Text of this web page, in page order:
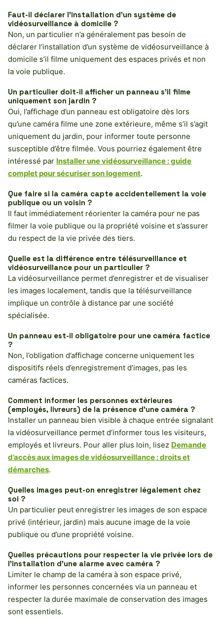
Faut-il déclarer l’installation d’un système de
vidéosurveillance à domicile ?
Non, un particulier n’a généralement pas besoin de
déclarer l’installation d’un système de vidéosurveillance à
domicile s’il filme uniquement des espaces privés et non
la voie publique.
Un particulier doit-il afficher un panneau s’il filme
uniquement son jardin ?
Oui, l’affichage d’un panneau est obligatoire dès lors
qu’une caméra filme une zone extérieure, même s’il s’agit
uniquement du jardin, pour informer toute personne
susceptible d’être filmée. Vous pourriez également être
intéressé par Installer une vidéosurveillance : guide
complet pour sécuriser son logement.
Que faire si la caméra capte accidentellement la voie
publique ou un voisin ?
Il faut immédiatement réorienter la caméra pour ne pas
filmer la voie publique ou la propriété voisine et s’assurer
du respect de la vie privée des tiers.
Quelle est la différence entre télésurveillance et
vidéosurveillance pour un particulier ?
La vidéosurveillance permet d’enregistrer et de visualiser
les images localement, tandis que la télésurveillance
implique un contrôle à distance par une société
spécialisée.
Un panneau est-il obligatoire pour une caméra factice
?
Non, l’obligation d’affichage concerne uniquement les
dispositifs réels d’enregistrement d’images, pas les
caméras factices.
Comment informer les personnes extérieures
(employés, livreurs) de la présence d’une caméra ?
Installer un panneau bien visible à chaque entrée signalant
la vidéosurveillance permet d’informer tous les visiteurs,
employés et livreurs. Pour aller plus loin, lisez Demande
d’accès aux images de vidéosurveillance : droits et
démarches.
Quelles images peut-on enregistrer légalement chez
soi ?
Un particulier peut enregistrer les images de son espace
privé (intérieur, jardin) mais aucune image de la voie
publique ou d’une propriété voisine.
Quelles précautions pour respecter la vie privée lors de
l’installation d’une alarme avec caméra ?
Limiter le champ de la caméra à son espace privé,
informer les personnes concernées via un panneau et
respecter la durée maximale de conservation des images
sont essentiels.